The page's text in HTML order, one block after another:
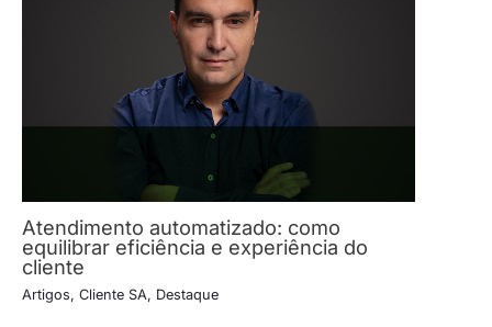
Atendimento automatizado: como
equilibrar eficiência e experiência do
cliente
Artigos, Cliente SA, Destaque